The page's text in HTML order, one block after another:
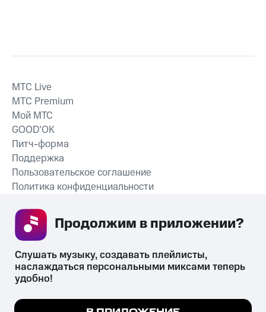
СКАЧАТЬ ПРИЛОЖЕНИЕ
MTС Live
MTС Premium
Мой МТС
GOOD’OK
Питч-форма
Поддержка
Пользовательское соглашение
Политика конфиденциальности
психотропных веществ, их аналогов причиняет вред здоровью,
Мы используем куки, чтобы на сайте все
Слушать музыку, создавать плейлисты,
наслаждаться персональными миксами теперь
удобно!